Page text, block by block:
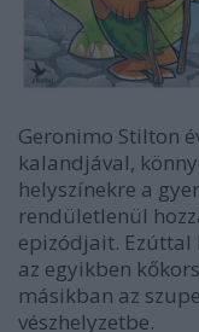
Geronimo Stilton
kalandjával,
helyszínekre a
rendületlenül
epizódjait. Ezúttal
az egyikben
másikban az
vészhelyzetbe.